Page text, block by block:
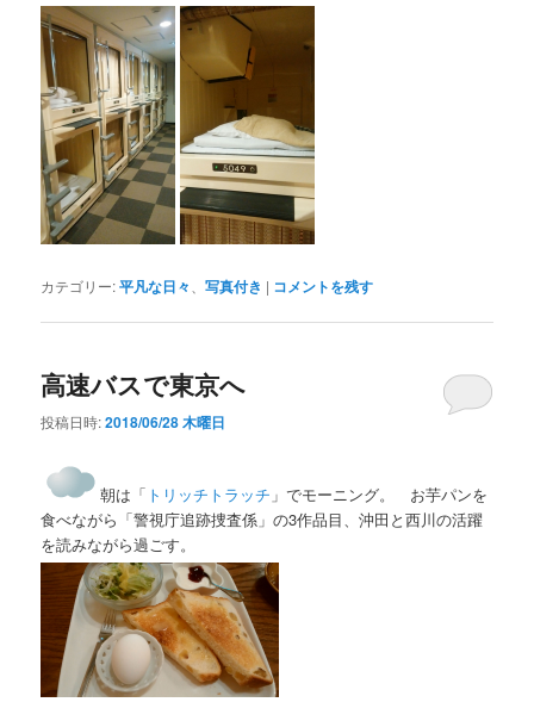
カテゴリー:平凡な日々 、写真付き | コメントを残す
高速バスで東京へ
投稿日時:2018/06/28 木曜日
朝は「 トリッチトラッチ 」でモーニング。 お芋パンを
食べながら「警視庁追跡捜査係」の3作品目、沖田と西川の活躍
を読みながら過ごす。